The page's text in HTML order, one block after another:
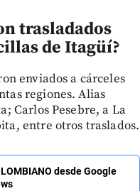
trasladados
de Itagüí?
enviados a cárceles
regiones. Alias
Carlos Pesebre, a La
entre otros traslados.
desde Google